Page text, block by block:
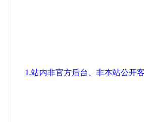
1.站内非官方后台、非本站公开